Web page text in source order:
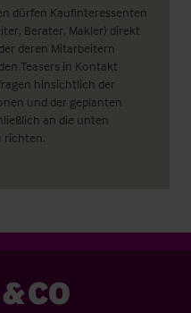
dürfen Kaufinteressenten
Berater, Makler) direkt
deren Mitarbeitern
Teasers in Kontakt
hinsichtlich der
und der geplanten
an die unten
richten.